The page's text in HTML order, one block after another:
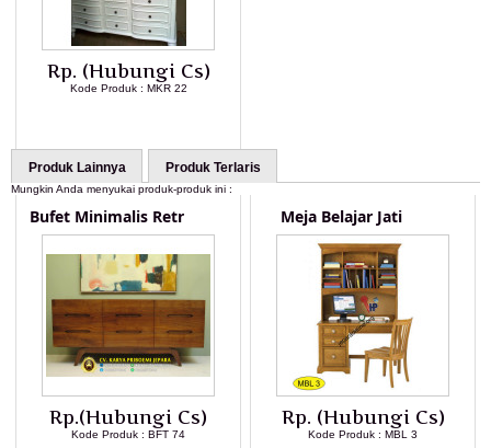
Rp. (Hubungi Cs)
Kode Produk : MKR 22
Produk Lainnya Produk Terlaris
Mungkin Anda menyukai produk-produk ini :
Bufet Minimalis Retr
Rp.(Hubungi Cs)
Kode Produk : BFT 74
Meja Belajar Jati
Rp. (Hubungi Cs)
Kode Produk : MBL 3